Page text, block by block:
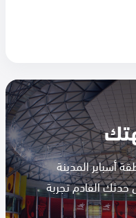
أسباير المدينة
حدثك القادم تجربة